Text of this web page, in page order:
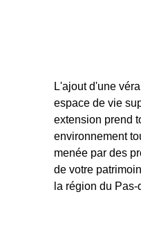
L'ajout d'une
espace de vie
extension prend
environnement
menée par des
de votre
la région du